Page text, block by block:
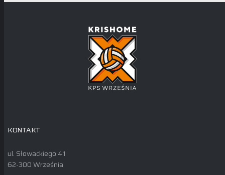
KONTAKT
ul. Słowackiego 41
62-300 Września